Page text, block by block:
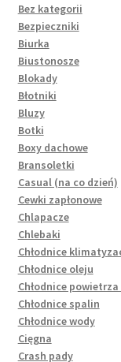
Bez kategorii
Bezpieczniki
Biurka
Biustonosze
Blokady
Błotniki
Bluzy
Botki
Boxy dachowe
Bransoletki
Casual (na co dzień)
Cewki zapłonowe
Chlapacze
Chlebaki
Chłodnice
Chłodnice oleju
Chłodnice
Chłodnice spalin
Chłodnice wody
Cięgna
Crash pady